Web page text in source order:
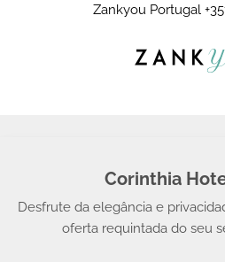
Corinthia
Desfrute da elegância e
oferta requintada do seu
Zankyou Portugal
© 2008 - 2026,